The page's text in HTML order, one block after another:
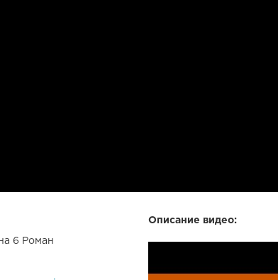
Описание видео:
6 Роман